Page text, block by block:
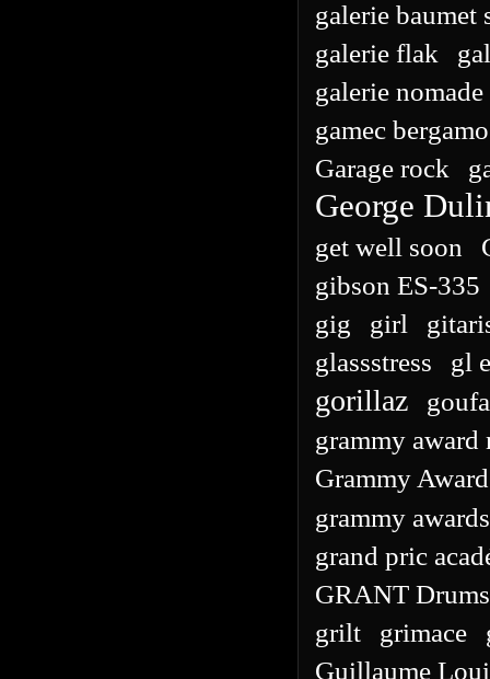
galerie baumet
galerie flak
galerie
gamec bergamo
Garage rock
George
get well soon
gibson ES-335
gig
girl
glassstress
gl
gorillaz
goufa
grammy award
Grammy
grammy awards
grand pric
GRANT Drums
grilt
grimace
Guillaume